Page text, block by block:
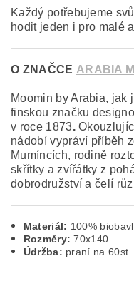
Každý potřebujeme
hodit jeden i pro malé
O ZNAČCE ARABIA
Moomin by Arabia, jak
finskou značku
v roce 1873.
nádobí vypráví příběh
Mumíncích, rodině
skřítky a zvířátky z
dobrodružství a čelí
Materiál: 100%
Rozměry:70x140
Údržba: praní na 60st.